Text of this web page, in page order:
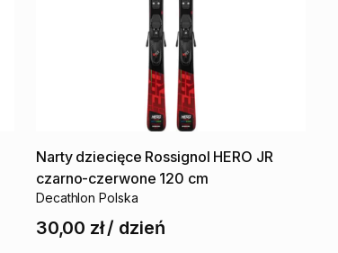
Narty dziecięce Rossignol HERO JR
czarno-czerwone 120 cm
Decathlon Polska
30,00 zł/ dzień